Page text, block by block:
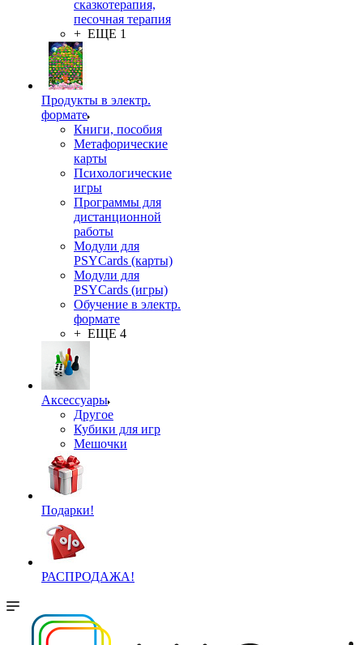
сказкотерапия,
песочная терапия
+ ЕЩЕ 1
Продукты в электр.
формате
Книги, пособия
Метафорические
карты
Психологические
игры
Программы для
дистанционной
работы
Модули для
PSYCards (карты)
Модули для
PSYCards (игры)
Обучение в электр.
формате
+ ЕЩЕ 4
Аксессуары
Другое
Кубики для игр
Мешочки
Подарки!
РАСПРОДАЖА!